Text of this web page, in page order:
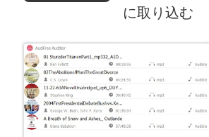
に取り込む